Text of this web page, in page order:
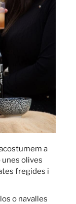
a
unes olives
fregides i
o navalles